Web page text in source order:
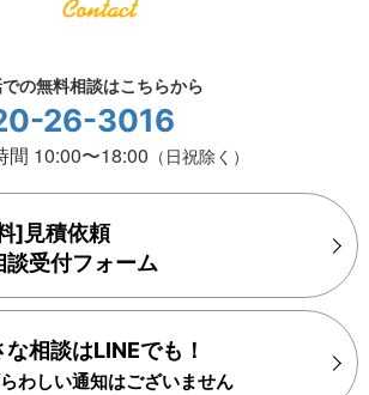
の無料相談はこちらから
26-3016
間 10:00〜18:00 （日祝除く）
]見積依頼
談受付フォーム
な相談はLINEでも！
わしい通知はございません